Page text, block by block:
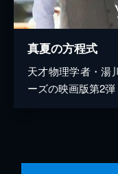
真夏の方程式
天才物理学者・湯
ーズの映画版第2弾